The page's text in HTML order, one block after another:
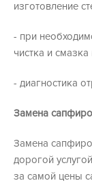
изготовление
- при
чистка и
- диагностика
Замена
Замена
дорогой
за самой цены